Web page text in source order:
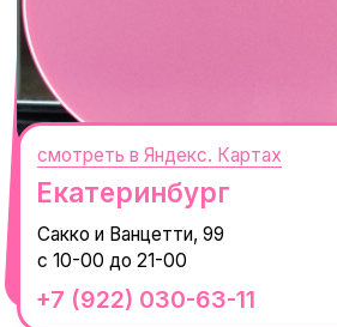
+7 (932) 602-41-15
ТРК «Европолис Ростокино»
ул. Проспект Мира, 211 к2
смотреть в Яндекс.Картах